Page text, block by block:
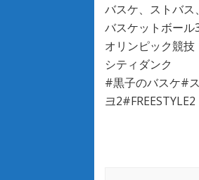
バスケ、ストバス
バスケットボー
オリンピック競技
シティダンク
#黒子のバスケ#
크2#FREESTYLE2